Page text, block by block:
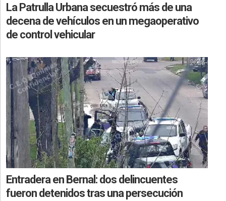
La Patrulla Urbana secuestró más de una
decena de vehículos en un megaoperativo
de control vehicular
Entradera en Bernal: dos delincuentes
fueron detenidos tras una persecución